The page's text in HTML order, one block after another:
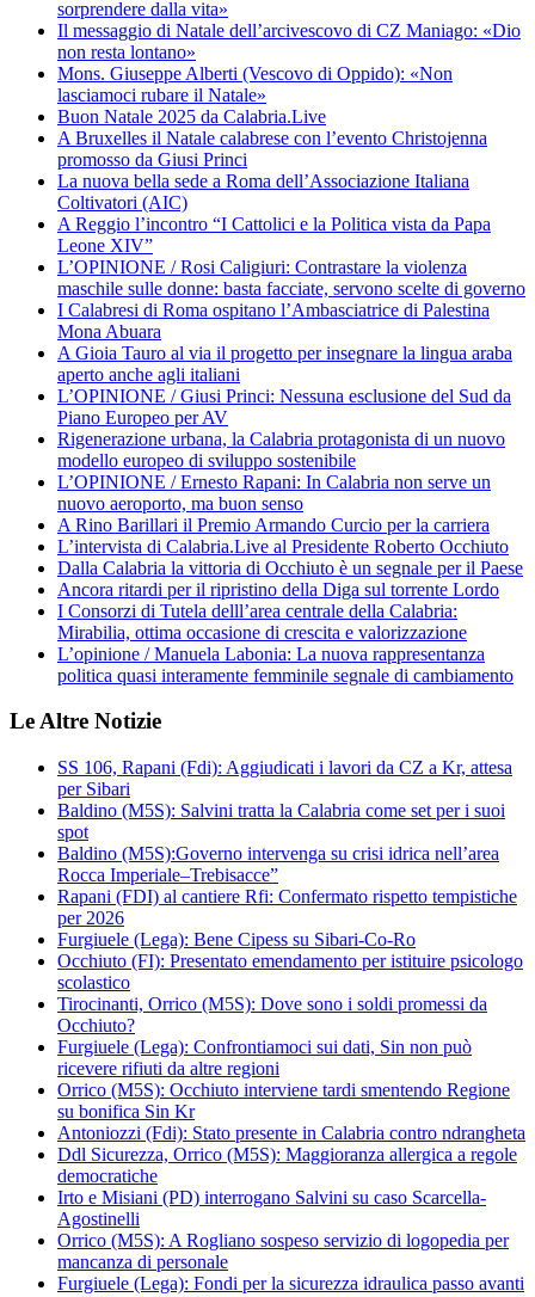
sorprendere dalla vita»
Il messaggio di Natale dell’arcivescovo di CZ Maniago: «Dio
non resta lontano»
Mons. Giuseppe Alberti (Vescovo di Oppido): «Non
lasciamoci rubare il Natale»
Buon Natale 2025 da Calabria.Live
A Bruxelles il Natale calabrese con l’evento Christojenna
promosso da Giusi Princi
La nuova bella sede a Roma dell’Associazione Italiana
Coltivatori (AIC)
A Reggio l’incontro “I Cattolici e la Politica vista da Papa
Leone XIV”
L’OPINIONE / Rosi Caligiuri: Contrastare la violenza
maschile sulle donne: basta facciate, servono scelte di governo
I Calabresi di Roma ospitano l’Ambasciatrice di Palestina
Mona Abuara
A Gioia Tauro al via il progetto per insegnare la lingua araba
aperto anche agli italiani
L’OPINIONE / Giusi Princi: Nessuna esclusione del Sud da
Piano Europeo per AV
Rigenerazione urbana, la Calabria protagonista di un nuovo
modello europeo di sviluppo sostenibile
L’OPINIONE / Ernesto Rapani: In Calabria non serve un
nuovo aeroporto, ma buon senso
A Rino Barillari il Premio Armando Curcio per la carriera
L’intervista di Calabria.Live al Presidente Roberto Occhiuto
Dalla Calabria la vittoria di Occhiuto è un segnale per il Paese
Ancora ritardi per il ripristino della Diga sul torrente Lordo
I Consorzi di Tutela delll’area centrale della Calabria:
Mirabilia, ottima occasione di crescita e valorizzazione
L’opinione / Manuela Labonia: La nuova rappresentanza
politica quasi interamente femminile segnale di cambiamento
Le Altre Notizie
SS 106, Rapani (Fdi): Aggiudicati i lavori da CZ a Kr, attesa
per Sibari
Baldino (M5S): Salvini tratta la Calabria come set per i suoi
spot
Baldino (M5S):Governo intervenga su crisi idrica nell’area
Rocca Imperiale–Trebisacce”
Rapani (FDI) al cantiere Rfi: Confermato rispetto tempistiche
per 2026
Furgiuele (Lega): Bene Cipess su Sibari-Co-Ro
Occhiuto (FI): Presentato emendamento per istituire psicologo
scolastico
Tirocinanti, Orrico (M5S): Dove sono i soldi promessi da
Occhiuto?
Furgiuele (Lega): Confrontiamoci sui dati, Sin non può
ricevere rifiuti da altre regioni
Orrico (M5S): Occhiuto interviene tardi smentendo Regione
su bonifica Sin Kr
Antoniozzi (Fdi): Stato presente in Calabria contro ndrangheta
Ddl Sicurezza, Orrico (M5S): Maggioranza allergica a regole
democratiche
Irto e Misiani (PD) interrogano Salvini su caso Scarcella-
Agostinelli
Orrico (M5S): A Rogliano sospeso servizio di logopedia per
mancanza di personale
Furgiuele (Lega): Fondi per la sicurezza idraulica passo avanti